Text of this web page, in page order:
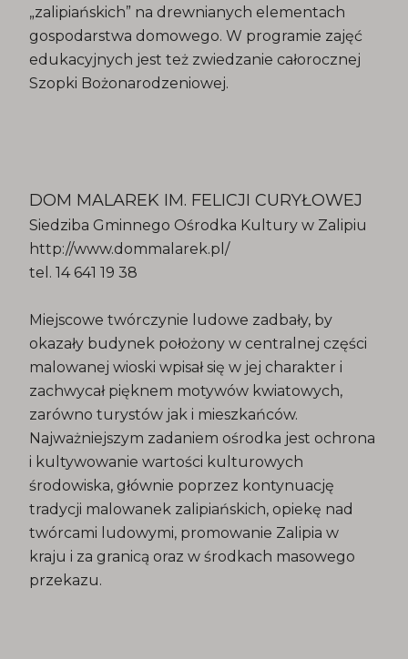
„zalipiańskich” na drewnianych elementach
gospodarstwa domowego. W programie zajęć
edukacyjnych jest też zwiedzanie całorocznej
Szopki Bożonarodzeniowej.
DOM MALAREK IM. FELICJI CURYŁOWEJ
Siedziba Gminnego Ośrodka Kultury w Zalipiu
http://www.dommalarek.pl/
tel. 14 641 19 38
Miejscowe twórczynie ludowe zadbały, by
okazały budynek położony w centralnej części
malowanej wioski wpisał się w jej charakter i
zachwycał pięknem motywów kwiatowych,
zarówno turystów jak i mieszkańców.
Najważniejszym zadaniem ośrodka jest ochrona
i kultywowanie wartości kulturowych
środowiska, głównie poprzez kontynuację
tradycji malowanek zalipiańskich, opiekę nad
twórcami ludowymi, promowanie Zalipia w
kraju i za granicą oraz w środkach masowego
przekazu.